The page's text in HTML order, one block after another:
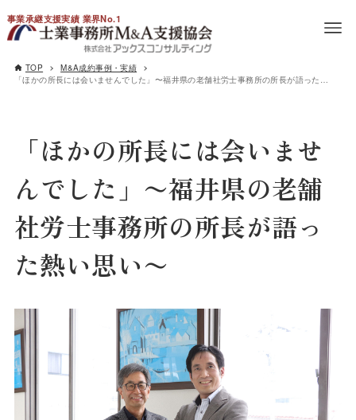
事業承継支援実績 業界No.1
TOP
M&A成約事例・実績
「ほかの所長には会いませんでした」〜福井県の老舗社労士事務所の所長が語った熱い思い〜
「ほかの所長には会いませ
んでした」〜福井県の老舗
社労士事務所の所長が語っ
た熱い思い〜